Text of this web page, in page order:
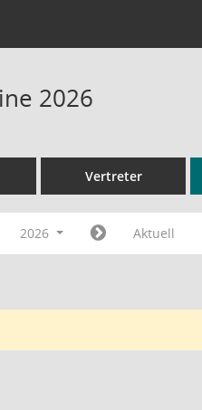
2026
Vertreter
2026 Aktuell